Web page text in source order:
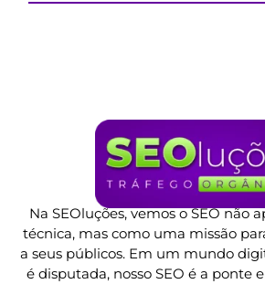
Na SEOluções, vemos o SEO não
técnica, mas como uma missão
a seus públicos. Em um mundo
é disputada, nosso SEO é a ponte